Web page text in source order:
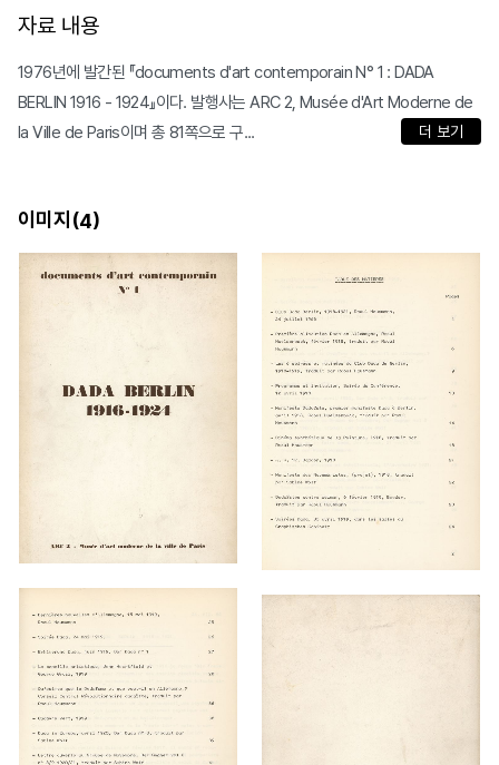
자료 내용
1976년에 발간된 『documents d'art contemporain N° 1 : DADA
BERLIN 1916 - 1924』이다. 발행사는 ARC 2, Musée d'Art Moderne de
la Ville de Paris이며 총 81쪽으로 구...
더 보기
이미지(4)